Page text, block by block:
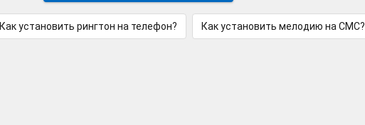
Как установить рингтон на телефон? Как установить мелодию на СМС?